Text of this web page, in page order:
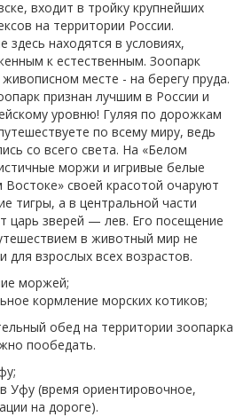
входит в тройку крупнейших
на территории России.
находятся в условиях,
к естественным. Зоопарк
месте - на берегу пруда.
признан лучшим в России и
уровню! Гуляя по дорожкам
по всему миру, ведь
со всего света. На «Белом
моржи и игривые белые
своей красотой очаруют
тигры, а в центральной части
царь зверей — лев. Его посещение
в животный мир не
для взрослых всех возрастов.
моржей;
кормление морских котиков;
обед на территории зоопарка
пообедать.
Уфу (время ориентировочное,
на дороге).